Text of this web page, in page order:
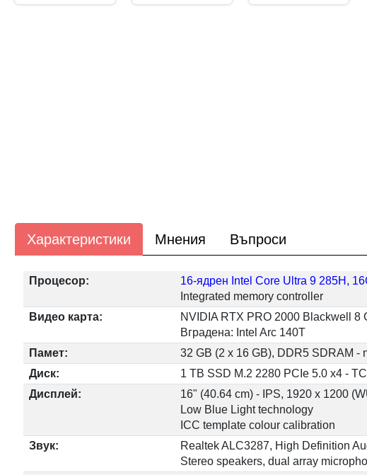
Характеристики Мнения Въпроси
Процесор:
16-ядрен Intel Core Ultra 9 285H,
Integrated memory controller
Видео карта:
NVIDIA RTX PRO 2000 Blackwell 8
Вградена: Intel Arc 140T
Памет:
32 GB (2 x 16 GB), DDR5 SDRAM -
Диск:
1 TB SSD M.2 2280 PCIe 5.0 x4 -
Дисплей:
16" (40.64 cm) - IPS, 1920 x 1200
Low Blue Light technology
ICC template colour calibration
Звук:
Realtek ALC3287, High Definition
Stereo speakers, dual array